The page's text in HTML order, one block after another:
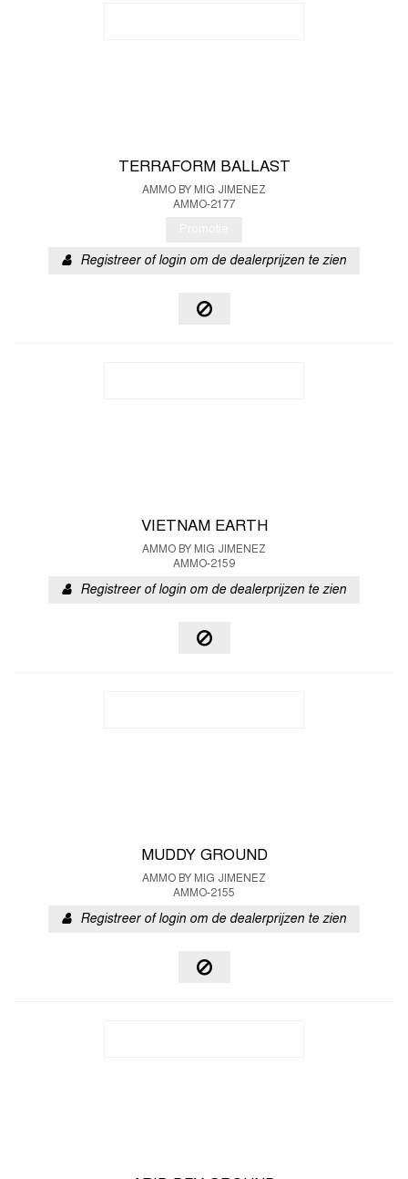
TERRAFORM BALLAST
AMMO BY MIG JIMENEZ
AMMO-2177
Registreer of login om de dealerprijzen te zien
VIETNAM EARTH
AMMO BY MIG JIMENEZ
AMMO-2159
Registreer of login om de dealerprijzen te zien
MUDDY GROUND
AMMO BY MIG JIMENEZ
AMMO-2155
Registreer of login om de dealerprijzen te zien